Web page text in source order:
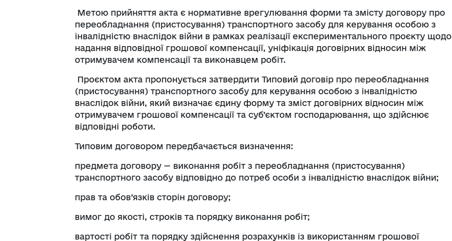
Метою прийняття акта є нормативне врегулювання форми та змісту договору про
переобладнання (пристосування) транспортного засобу для керування особою з
інвалідністю внаслідок війни в рамках реалізації експериментального проєкту щодо
надання відповідної грошової компенсації, уніфікація договірних відносин між
отримувачем компенсації та виконавцем робіт.
Проєктом акта пропонується затвердити Типовий договір про переобладнання
(пристосування) транспортного засобу для керування особою з інвалідністю
внаслідок війни, який визначає єдину форму та зміст договірних відносин між
отримувачем грошової компенсації та суб’єктом господарювання, що здійснює
відповідні роботи.
Типовим договором передбачається визначення:
предмета договору — виконання робіт з переобладнання (пристосування)
транспортного засобу відповідно до потреб особи з інвалідністю внаслідок війни;
прав та обов’язків сторін договору;
вимог до якості, строків та порядку виконання робіт;
вартості робіт та порядку здійснення розрахунків із використанням грошової